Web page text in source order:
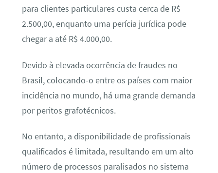
para clientes particulares custa cerca de R$
2.500,00, enquanto uma perícia jurídica pode
chegar a até R$ 4.000,00.
Devido à elevada ocorrência de fraudes no
Brasil, colocando-o entre os países com maior
incidência no mundo, há uma grande demanda
por peritos grafotécnicos.
No entanto, a disponibilidade de profissionais
qualificados é limitada, resultando em um alto
número de processos paralisados no sistema